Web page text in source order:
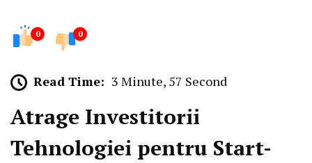
0 0
Read Time: 3 Minute, 57 Second
Atrage Investitorii
Tehnologiei pentru Start-